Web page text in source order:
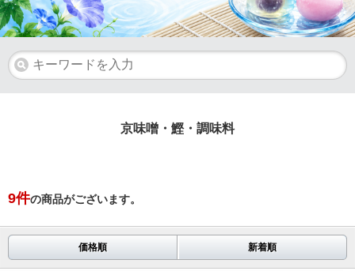
京味噌・鰹・調味料
9件の商品がございます。
価格順 新着順